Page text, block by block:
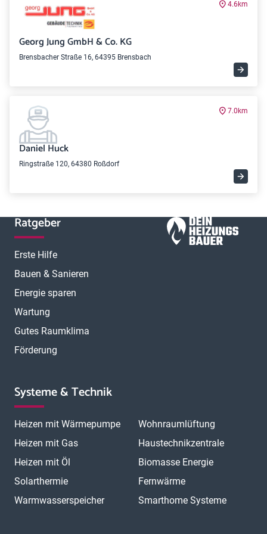
4.6km
Georg Jung GmbH & Co. KG
Brensbacher Straße 16, 64395 Brensbach
7.0km
Daniel Huck
Ringstraße 120, 64380 Roßdorf
Ratgeber
Erste Hilfe
Bauen & Sanieren
Energie sparen
Wartung
Gutes Raumklima
Förderung
Systeme & Technik
Heizen mit Wärmepumpe
Heizen mit Gas
Heizen mit Öl
Solarthermie
Warmwasserspeicher
Wohnraumlüftung
Haustechnikzentrale
Biomasse Energie
Fernwärme
Smarthome Systeme